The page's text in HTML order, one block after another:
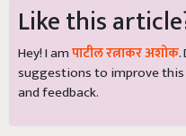
Like this
Hey! I amपाटील रत्नाकर अशोक.
suggestions to improve
and feedback.